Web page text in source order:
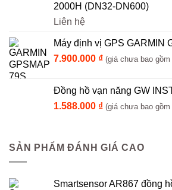
2000H (DN32-DN600)
Liên hệ
Máy định vị GPS GARMIN
7.900.000 ₫ (giá chưa bao gồm
Đồng hồ vạn năng GW
1.588.000 ₫ (giá chưa bao gồm
SẢN PHẨM ĐÁNH GIÁ CAO
Smartsensor AR867 đồng